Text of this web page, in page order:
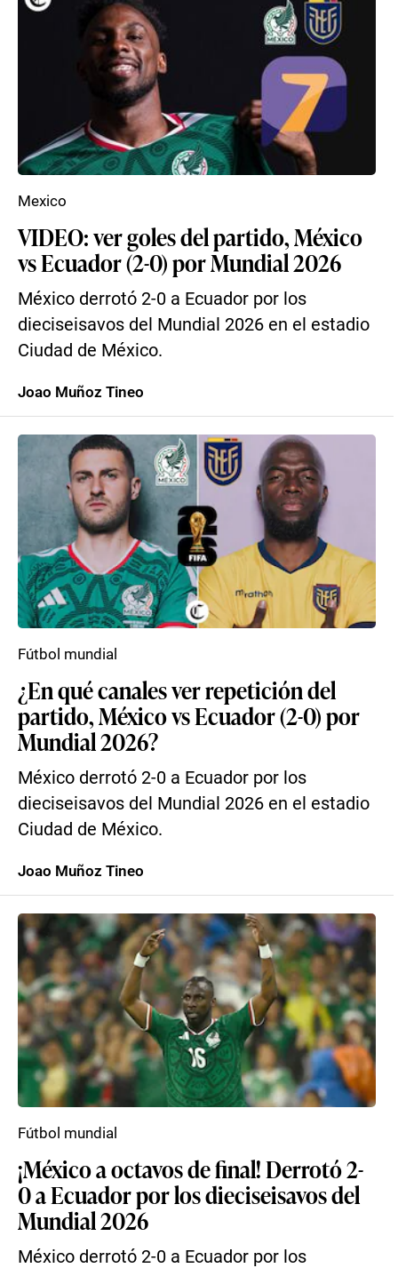
VIDEO: ver goles del partido, México
vs Ecuador (2-0) por Mundial 2026
México derrotó 2-0 a Ecuador por los
dieciseisavos del Mundial 2026 en el estadio
Ciudad de México.
Mexico
Joao Muñoz Tineo
¿En qué canales ver repetición del
partido, México vs Ecuador (2-0) por
Mundial 2026?
México derrotó 2-0 a Ecuador por los
dieciseisavos del Mundial 2026 en el estadio
Ciudad de México.
Fútbol mundial
Joao Muñoz Tineo
¡México a octavos de final! Derrotó 2-
0 a Ecuador por los dieciseisavos del
Mundial 2026
México derrotó 2-0 a Ecuador por los
Fútbol mundial